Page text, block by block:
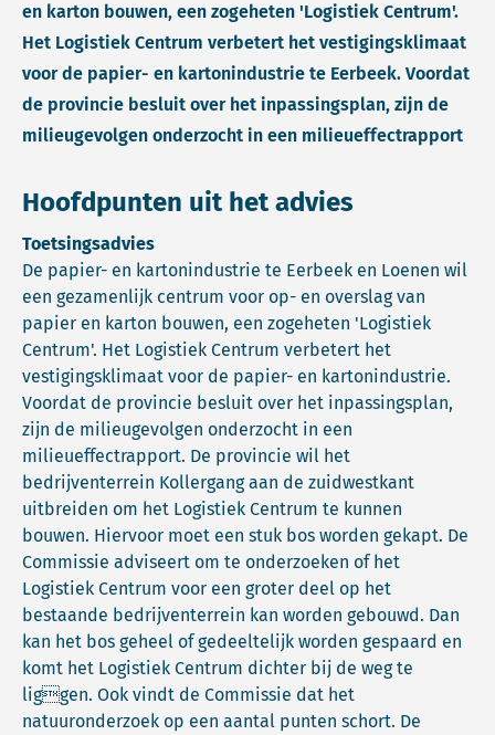
en karton bouwen, een zogeheten 'Logistiek Centrum'.
Het Logistiek Centrum verbetert het vestigingsklimaat
voor de papier- en kartonindustrie te Eerbeek. Voordat
de provincie besluit over het inpassingsplan, zijn de
milieugevolgen onderzocht in een milieueffectrapport
Hoofdpunten uit het advies
Toetsingsadvies
De papier- en kartonindustrie te Eerbeek en Loenen wil
een gezamenlijk centrum voor op- en overslag van
papier en karton bouwen, een zogeheten 'Logistiek
Centrum'. Het Logistiek Centrum verbetert het
vestigingsklimaat voor de papier- en kartonindustrie.
Voordat de provincie besluit over het inpassingsplan,
zijn de milieugevolgen onderzocht in een
milieueffectrapport. De provincie wil het
bedrijventerrein Kollergang aan de zuidwestkant
uitbreiden om het Logistiek Centrum te kunnen
bouwen. Hiervoor moet een stuk bos worden gekapt. De
Commissie adviseert om te onderzoeken of het
Logistiek Centrum voor een groter deel op het
bestaande bedrijventerrein kan worden gebouwd. Dan
kan het bos geheel of gedeeltelijk worden gespaard en
komt het Logistiek Centrum dichter bij de weg te
liggen. Ook vindt de Commissie dat het
natuuronderzoek op een aantal punten schort. De